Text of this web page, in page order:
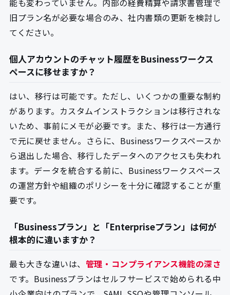
旧プラン名が必要な場合のみ、社内書類の更新を検討し
てください。
個人アカウントのチャット履歴をBusinessワークス
ペースに移せますか？
はい、移行は可能です。ただし、いくつかの重要な制約
があります。カスタムインストラクションは移行されな
いため、事前にメモが必要です。また、移行は一方通行
で元に戻せません。さらに、Businessワークスペースか
ら退出した場合、移行したデータへのアクセスも失われ
ます。データを統合する前に、Businessワークスペース
の運営方針や組織のポリシーを十分に確認することが重
要です。
「Businessプラン」と「Enterpriseプラン」は何が
根本的に違いますか？
最も大きな違いは、 管理・コンプライアンス機能の深さ
です。Businessプランはセルフサービスで始められる中